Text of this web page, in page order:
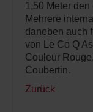
1,50 Meter
Mehrere
daneben auch
von Le Co Q
Couleur
Coubertin.
Zurück